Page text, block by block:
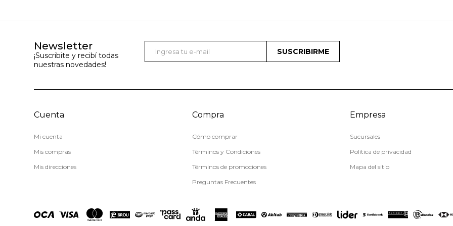
Newsletter
¡Suscribite y recibí todas
nuestras novedades!
SUSCRIBIRME
Cuenta
Mi cuenta
Mis compras
Mis direcciones
Compra
Cómo comprar
Términos y Condiciones
Términos de promociones
Preguntas Frecuentes
Empresa
Sucursales
Política de privacidad
Mapa del sitio